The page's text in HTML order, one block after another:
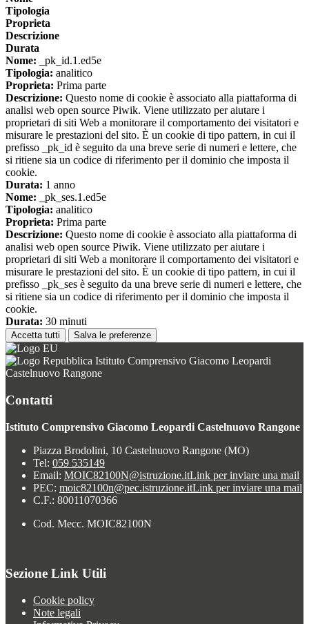
Tipologia
Proprieta
Descrizione
Durata
Nome: _pk_id.1.ed5e
Tipologia: analitico
Proprieta: Prima parte
Descrizione: Questo nome di cookie è associato alla piattaforma di
analisi web open source Piwik. Viene utilizzato per aiutare i
proprietari di siti Web a monitorare il comportamento dei visitatori e
misurare le prestazioni del sito. È un cookie di tipo pattern, in cui il
prefisso _pk_id è seguito da una breve serie di numeri e lettere, che
si ritiene sia un codice di riferimento per il dominio che imposta il
cookie.
Durata: 1 anno
Nome: _pk_ses.1.ed5e
Tipologia: analitico
Proprieta: Prima parte
Descrizione: Questo nome di cookie è associato alla piattaforma di
analisi web open source Piwik. Viene utilizzato per aiutare i
proprietari di siti Web a monitorare il comportamento dei visitatori e
misurare le prestazioni del sito. È un cookie di tipo pattern, in cui il
prefisso _pk_ses è seguito da una breve serie di numeri e lettere, che
si ritiene sia un codice di riferimento per il dominio che imposta il
cookie.
Durata: 30 minuti
Accetta tutti Salva le preferenze
Istituto Comprensivo Giacomo Leopardi
Castelnuovo Rangone
Contatti
Istituto Comprensivo Giacomo Leopardi Castelnuovo Rangone
Piazza Brodolini, 10 Castelnuovo Rangone (MO)
Tel: 059 535149
Email: MOIC82100N@istruzione.itLink per inviare una mail
PEC: moic82100n@pec.istruzione.itLink per inviare una mail
C.F.: 80011070366
Cod. Mecc. MOIC82100N
Sezione Link Utili
Cookie policy
Note legali